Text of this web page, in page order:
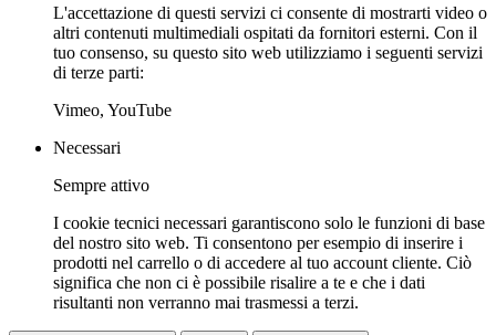
L'accettazione di questi servizi ci consente di mostrarti video o
altri contenuti multimediali ospitati da fornitori esterni. Con il
tuo consenso, su questo sito web utilizziamo i seguenti servizi
di terze parti:
Vimeo, YouTube
Necessari
Sempre attivo
I cookie tecnici necessari garantiscono solo le funzioni di base
del nostro sito web. Ti consentono per esempio di inserire i
prodotti nel carrello o di accedere al tuo account cliente. Ciò
significa che non ci è possibile risalire a te e che i dati
risultanti non verranno mai trasmessi a terzi.